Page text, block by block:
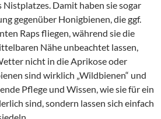
Damit haben sie sogar
gegenüber Honigbienen, die ggf.
Raps fliegen, während sie die
Nähe unbeachtet lassen,
nicht in die Aprikose oder
sind wirklich „Wildbienen“ und
Pflege und Wissen, wie sie für ein
sind, sondern lassen sich einfach